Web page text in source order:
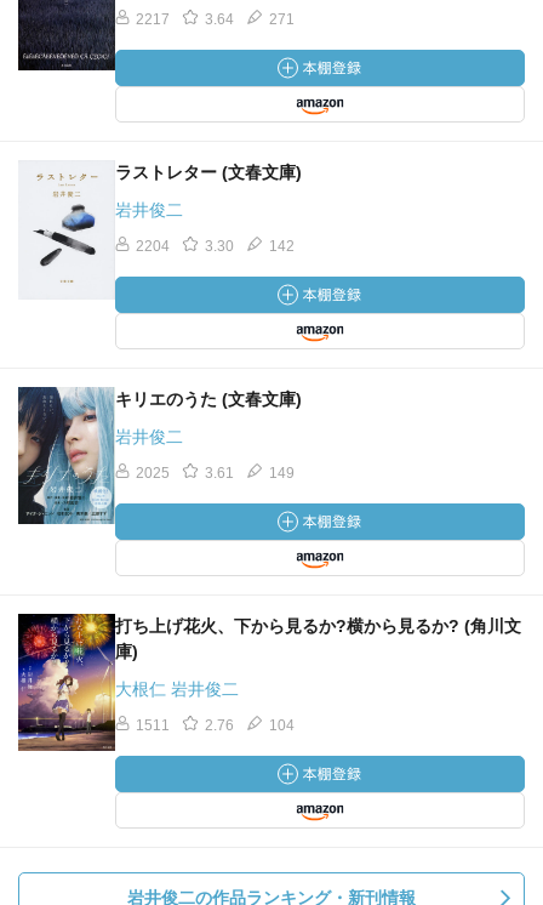
2217 3.64 271
ラストレター (文春文庫)
岩井俊二
2204 3.30 142
キリエのうた (文春文庫)
岩井俊二
2025 3.61 149
打ち上げ花火、下から見るか?横から見るか? (角川文
庫)
大根仁 岩井俊二
1511 2.76 104
岩井俊二の作品ランキング・新刊情報